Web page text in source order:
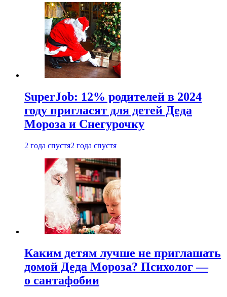
SuperJob: 12% родителей в 2024
году пригласят для детей Деда
Мороза и Снегурочку
2 года спустя2 года спустя
Каким детям лучше не приглашать
домой Деда Мороза? Психолог —
о сантафобии